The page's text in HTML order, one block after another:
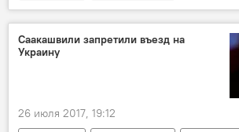
ПРОИСШЕСТВИЯ
МВД Грузии
Саакашвили запретили въезд на
Украину
26 июля 2017, 19:12